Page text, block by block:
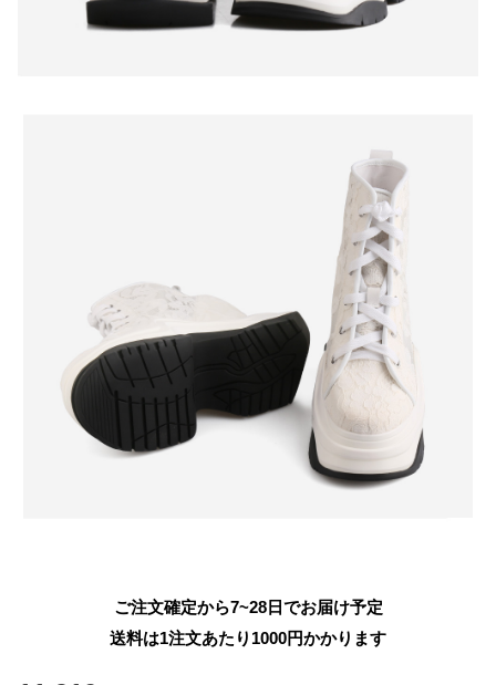
ご注文確定から7~28日でお届け予定
送料は1注文あたり 1000円かかります